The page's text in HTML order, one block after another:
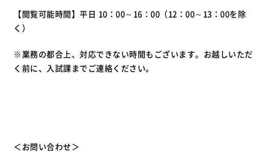
【閲覧可能時間】平日 10：00～16：00（12：00～13：00を除
く）
※業務の都合上、対応できない時間もございます。お越しいただ
く前に、入試課までご連絡ください。
＜お問い合わせ＞